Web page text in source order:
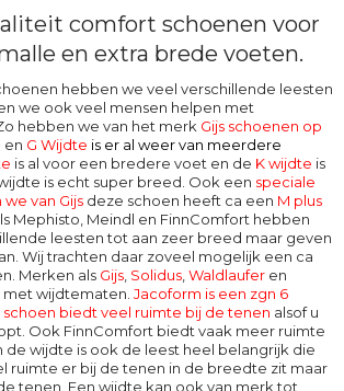
comfort schoenen voor
en extra brede voeten.
hebben we veel verschillende leesten
we ook veel mensen helpen met
hebben we van het merk Gijs schoenen op
en G Wijdte is er al weer van meerdere
is al voor een bredere voet en de K wijdte is
is echt super breed. Ook een speciale
van Gijs deze schoen heeft ca een M plus
Mephisto, Meindl en FinnComfort hebben
leesten tot aan zeer breed maar geven
Wij trachten daar zoveel mogelijk een ca
Merken als Gijs, Solidus,Waldlaufer en
wijdtematen. Jacoform is een zgn 6
biedt veel ruimte bij de tenen alsof u
Ook FinnComfort biedt vaak meer ruimte
de wijdte is ook de leest heel belangrijk die
ruimte er bij de tenen in de breedte zit maar
tenen. Een wijdte kan ook van merk tot